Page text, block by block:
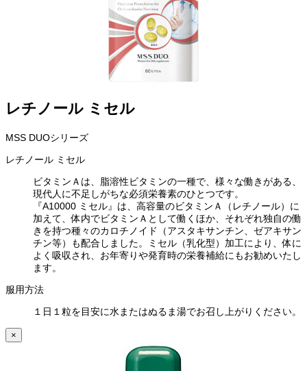
レチノール ミセル
MSS DUOシリーズ
レチノール ミセル
ビタミンＡは、脂溶性ビタミンの一種で、様々な働きがある、
現代人に不足しがちな必須栄養素のひとつです。
『A10000 ミセル』は、高容量のビタミンＡ（レチノール）に
加えて、体内でビタミンＡとして働くほか、それぞれ独自の働
きを持つ種々のカロチノイド（アスタキサンチン、ゼアキサン
チン等）も配合しました。ミセル（乳化型）加工により、体に
よく吸収され、お年寄りや発育時の栄養補給にもお勧めいたし
ます。
服用方法
１日１粒を目安に水またはぬるま湯でお召し上がりください。
×